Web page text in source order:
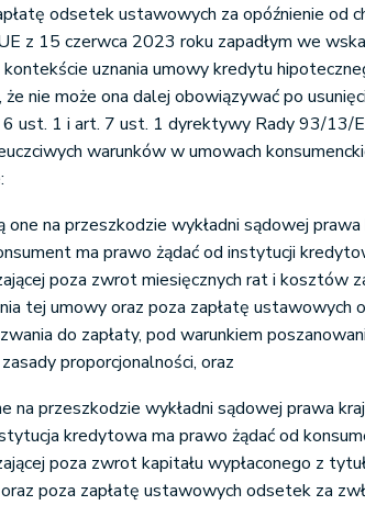
odsetek ustawowych za opóźnienie od
z 15 czerwca 2023 roku zapadłym we
kontekście uznania umowy kredytu
nie może ona dalej obowiązywać po
6 ust. 1 i art. 7 ust. 1 dyrektywy Rady 93/13/
warunków w umowach
one na przeszkodzie wykładni sądowej
ma prawo żądać od instytucji
poza zwrot miesięcznych rat i kosztów
tej umowy oraz poza zapłatę ustawowych
do zapłaty, pod warunkiem
proporcjonalności, oraz
na przeszkodzie wykładni sądowej prawa
kredytowa ma prawo żądać od
poza zwrot kapitału wypłaconego z
poza zapłatę ustawowych odsetek za